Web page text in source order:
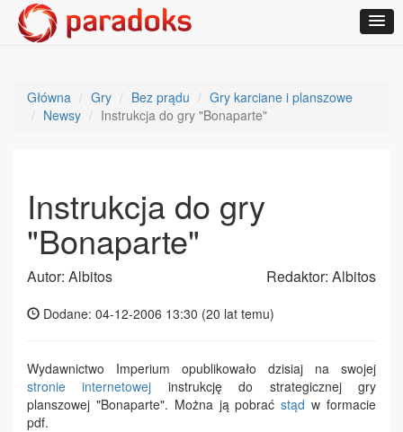
Główna Gry Bez prądu
Gry karciane i planszowe
Newsy
Instrukcja do gry "Bonaparte"
Instrukcja do gry
"Bonaparte"
Autor: Albitos Redaktor: Albitos
Dodane: 04-12-2006 13:30 (20 lat temu)
Wydawnictwo Imperium opublikowało dzisiaj na swojej
stronie internetowej instrukcję do strategicznej gry
planszowej "Bonaparte". Można ją pobraćstąd w formacie
pdf.